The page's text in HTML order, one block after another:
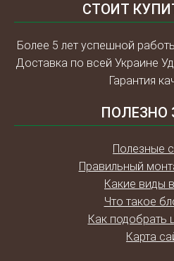
СТОИТ
Более 5 лет успешной
Доставка по всей Украине
Гарантия
ПОЛЕЗНО
Полезные
Правильный
Какие виды
Что такое
Как подобрать
Карта